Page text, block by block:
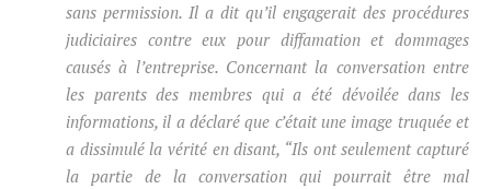
sans permission. Il a dit qu’il engagerait des procédures
judiciaires contre eux pour diffamation et dommages
causés à l’entreprise. Concernant la conversation entre
les parents des membres qui a été dévoilée dans les
informations, il a déclaré que c’était une image truquée et
a dissimulé la vérité en disant, “Ils ont seulement capturé
la partie de la conversation qui pourrait être mal